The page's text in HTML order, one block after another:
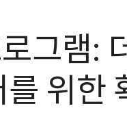
그램:
위한